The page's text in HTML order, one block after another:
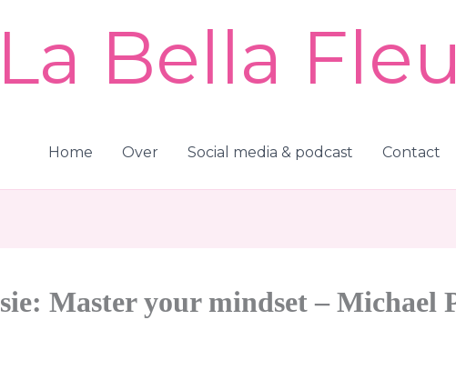
La Bella
Home Over Social media & podcast Contact
Master your mindset – Michael